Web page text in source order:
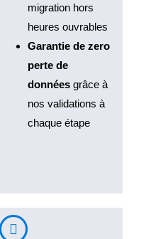
migration hors
heures ouvrables
Garantie de zero
perte de
données grâce à
nos validations à
chaque étape